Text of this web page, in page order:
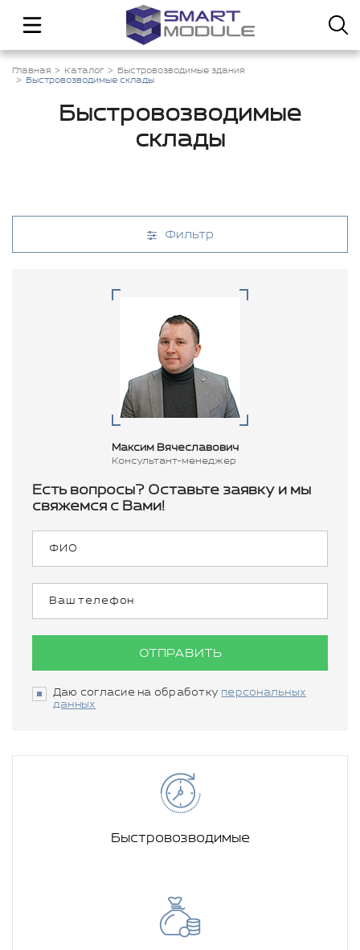
Главная Каталог
Быстровозводимые здания
Быстровозводимые склады
Быстровозводимые
склады
Фильтр
Максим Вячеславович
Консультант-менеджер
Есть вопросы? Оставьте заявку и мы
свяжемся с Вами!
ОТПРАВИТЬ
Даю согласие на обработку персональных
данных
Быстровозводимые